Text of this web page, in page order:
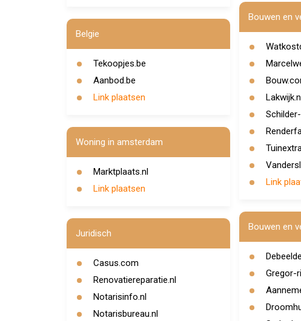
Belgie
Tekoopjes.be
Aanbod.be
Link plaatsen
Woning in amsterdam
Marktplaats.nl
Link plaatsen
Juridisch
Casus.com
Renovatiereparatie.nl
Notarisinfo.nl
Notarisbureau.nl
Bouwen en
Link
Bouwen en
Gregor-